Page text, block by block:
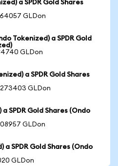
a SPDR Gold Shares
GLDon
Tokenized) a SPDR Gold
GLDon
a SPDR Gold Shares
GLDon
a SPDR Gold Shares (Ondo
GLDon
a SPDR Gold Shares (Ondo
GLDon